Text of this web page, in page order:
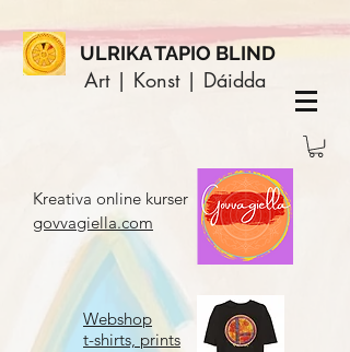
ULRIKA TAPIO BLIND
Art | Konst | Dáidda
Kreativa online kurser
govvagiella.com
Webshop
t-shirts, prints